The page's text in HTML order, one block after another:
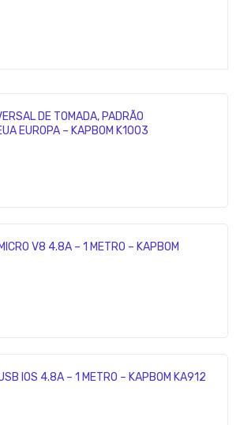
DE TOMADA, PADRÃO
EUROPA – KAPBOM K1003
V8 4.8A – 1 METRO – KAPBOM
IOS 4.8A – 1 METRO – KAPBOM KA912